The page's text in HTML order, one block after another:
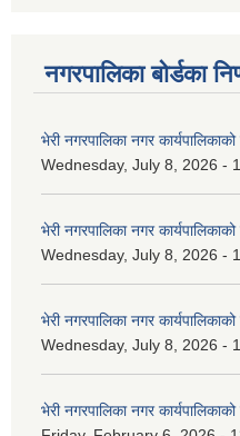
नगरपालिका बोर्डका
भेरी नगरपालिका नगर
Wednesday, July 8, 2026 -
भेरी नगरपालिका नगर
Wednesday, July 8, 2026 -
भेरी नगरपालिका नगर
Wednesday, July 8, 2026 -
भेरी नगरपालिका नगर